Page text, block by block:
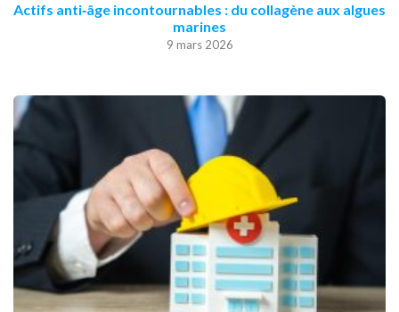
Actifs anti‑âge incontournables : du collagène aux algues
marines
9 mars 2026